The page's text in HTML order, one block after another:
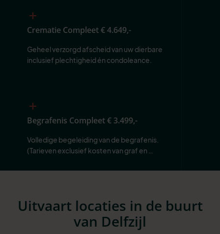
Crematie Compleet€ 4.649,-
Geheel verzorgd afscheid van uw dierbare
inclusief plechtigheid én condoleance.
Begrafenis Compleet€ 3.499,-
Volledige begeleiding van de begrafenis.
(Tarieven exclusief kosten van graf en
Uitvaart locaties in de buurt
van Delfzijl